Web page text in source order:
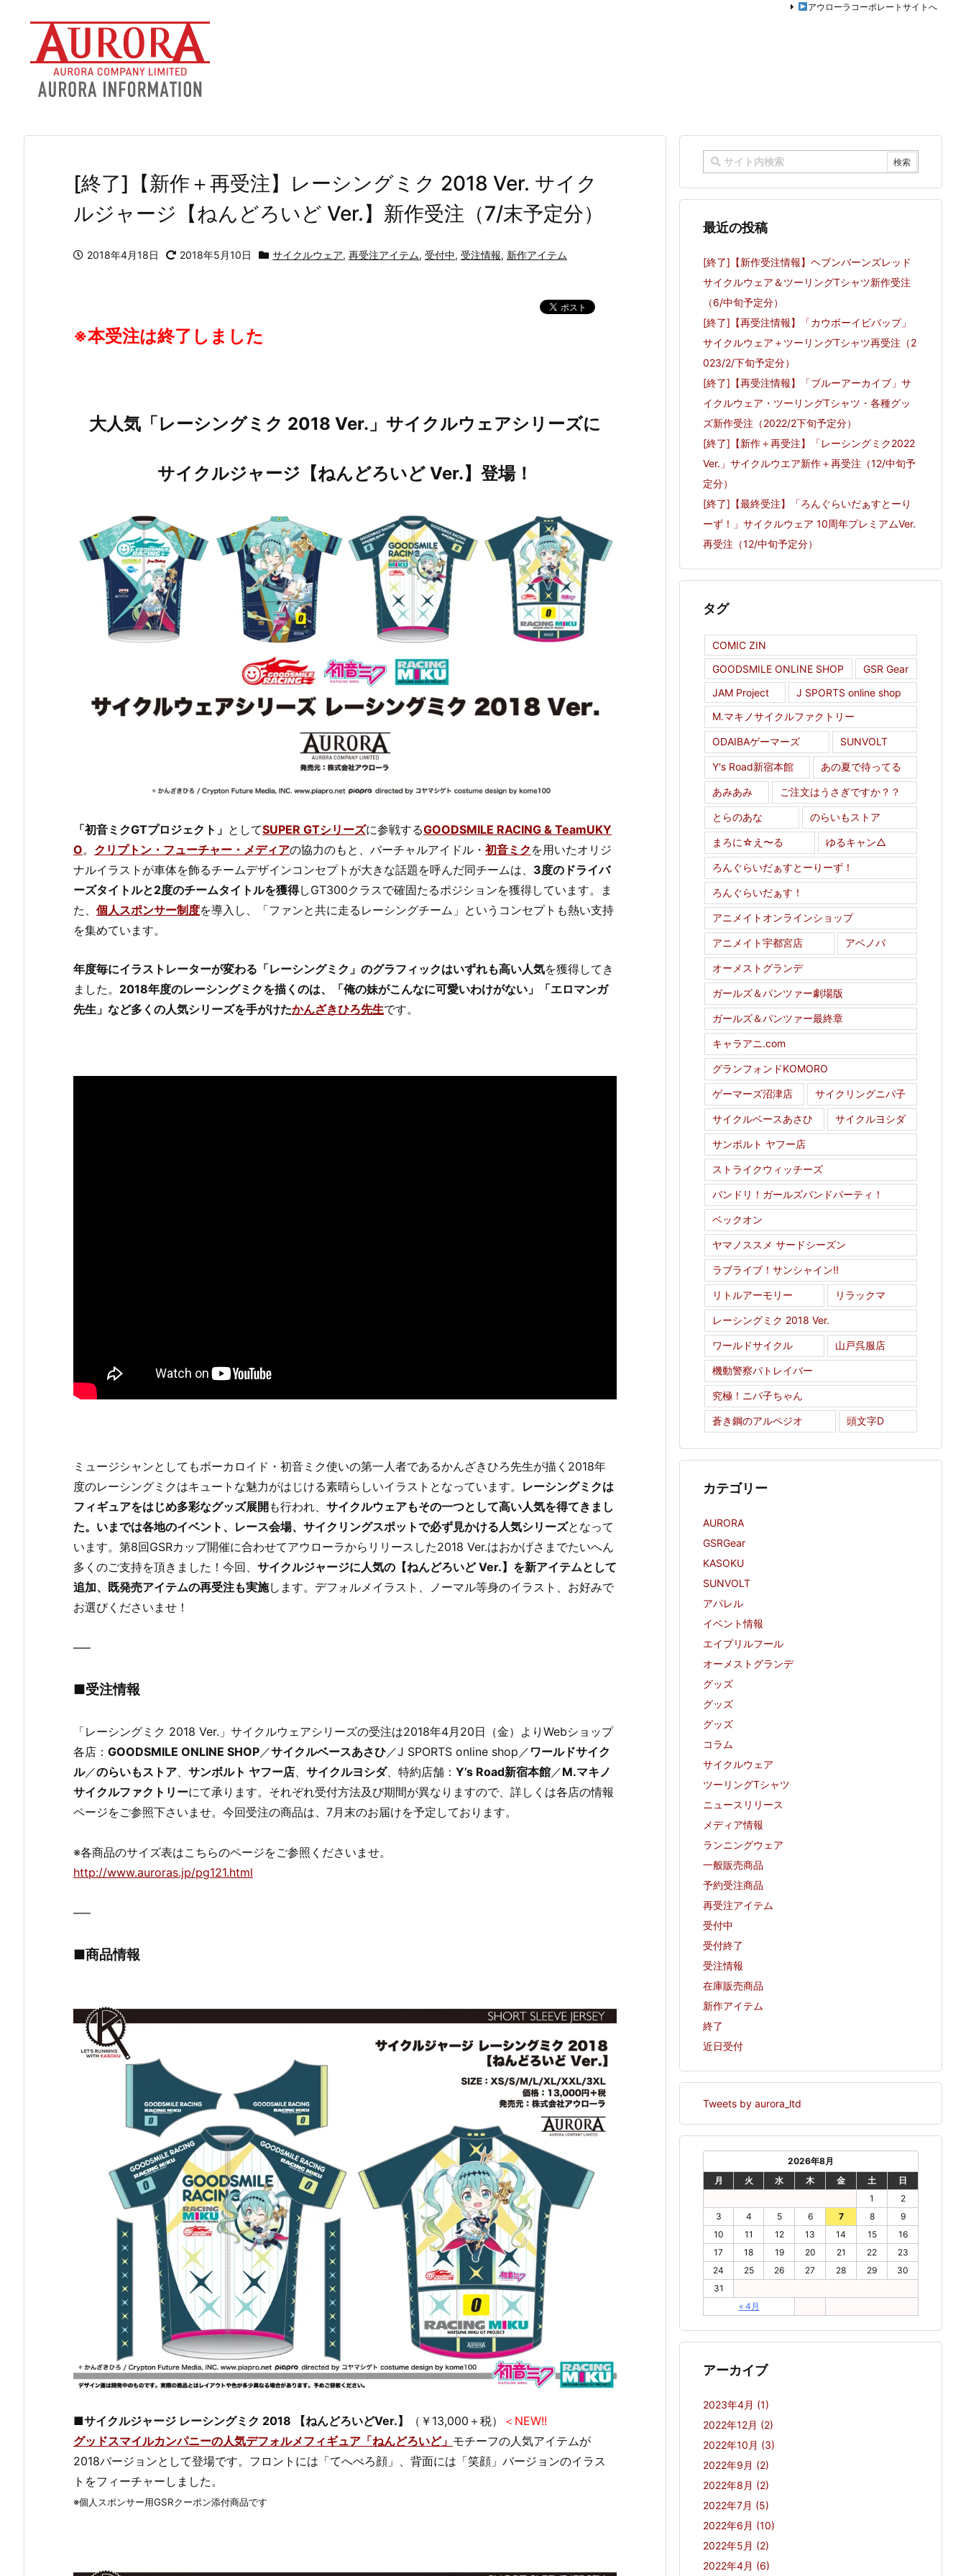
アウローラコーポレートサイトへ
[終了]【新作＋再受注】レーシングミク 2018 Ver. サイク
ルジャージ【ねんどろいど Ver.】新作受注（7/末予定分）
2018年4月18日 2018年5月10日 サイクルウェア, 再受注アイテム, 受付中, 受注情報, 新作アイテム
※本受注は終了しました
大人気「レーシングミク 2018 Ver.」サイクルウェアシリーズに
サイクルジャージ【ねんどろいど Ver.】登場！
「初音ミクGTプロジェクト」 としてSUPER GTシリーズに参戦するGOODSMILE RACING & TeamUKY
O。 クリプトン・フューチャー・メディアの協力のもと、バーチャルアイドル・ 初音ミク を用いたオリジ
ナルイラストが車体を飾るチームデザインコンセプトが大きな話題を呼んだ同チームは、 3度のドライバ
ーズタイトルと2度のチームタイトルを獲得しGT300クラスで確固たるポジションを獲得しています。ま
た、 個人スポンサー制度を導入し、「ファンと共に走るレーシングチーム」というコンセプトも熱い支持
を集めています。
年度毎にイラストレーターが変わる「レーシングミク」のグラフィックはいずれも高い人気を獲得してき
ました。 2018年度のレーシングミクを描くのは、「俺の妹がこんなに可愛いわけがない」「エロマンガ
先生」など多くの人気シリーズを手がけたかんざきひろ先生です。
ミュージシャンとしてもボーカロイド・初音ミク使いの第一人者であるかんざきひろ先生が描く2018年
度のレーシングミクはキュートな魅力がはじける素晴らしいイラストとなっています。 レーシングミクは
フィギュアをはじめ多彩なグッズ展開 も行われ、 サイクルウェアもその一つとして高い人気を得てきまし
た。いまでは各地のイベント、レース会場、サイクリングスポットで必ず見かける人気シリーズとなって
います。第8回GSRカップ開催に合わせてアウローラからリリースした2018 Ver.はおかげさまでたいへん
多くのご支持を頂きました！今回、 サイクルジャージに人気の【ねんどろいど Ver.】を新アイテムとして
追加、既発売アイテムの再受注も実施します。デフォルメイラスト、ノーマル等身のイラスト、お好みで
お選びくださいませ！
—–
■受注情報
「レーシングミク 2018 Ver.」サイクルウェアシリーズの受注は2018年4月20日（金）よりWebショップ
各店： GOODSMILE ONLINE SHOP／サイクルベースあさひ／J SPORTS online shop／ ワールドサイク
ル／のらいもストア、 サンボルト ヤフー店、 サイクルヨシダ、特約店舗： Y’s Road新宿本館／M.マキノ
サイクルファクトリーにて承ります。それぞれ受付方法及び期間が異なりますので、詳しくは各店の情報
ページをご参照下さいませ。今回受注の商品は、7月末のお届けを予定しております。
※各商品のサイズ表はこちらのページをご参照くださいませ。
http://www.auroras.jp/pg121.html
—–
■商品情報
■サイクルジャージ レーシングミク 2018 【ねんどろいどVer.】 （￥13,000＋税）
＜NEW!!
グッドスマイルカンパニーの人気デフォルメフィギュア「ねんどろいど」 モチーフの人気アイテムが
2018バージョンとして登場です。フロントには「てへぺろ顔」、背面には「笑顔」バージョンのイラス
トをフィーチャーしました。
※個人スポンサー用GSRクーポン添付商品です
最近の投稿
[終了]【新作受注情報】ヘブンバーンズレッド
サイクルウェア＆ツーリングTシャツ新作受注
（6/中旬予定分）
[終了]【再受注情報】「カウボーイビバップ」
サイクルウェア＋ツーリングTシャツ再受注（2
023/2/下旬予定分）
[終了]【再受注情報】「ブルーアーカイブ」サ
イクルウェア・ツーリングTシャツ・各種グッ
ズ新作受注（2022/2下旬予定分）
[終了]【新作＋再受注】「レーシングミク2022
Ver.」サイクルウエア新作＋再受注（12/中旬予
定分）
[終了]【最終受注】「ろんぐらいだぁすとーり
ーず！」サイクルウェア 10周年プレミアムVer.
再受注（12/中旬予定分）
タグ
COMIC ZIN
GOODSMILE ONLINE SHOP
GSR Gear
JAM Project
J SPORTS online shop
M.マキノサイクルファクトリー
ODAIBAゲーマーズ SUNVOLT
Y's Road新宿本館 あの夏で待ってる
あみあみ ご注文はうさぎですか？？
とらのあな のらいもストア
まろに☆え〜る ゆるキャン△
ろんぐらいだぁすとーりーず！
ろんぐらいだぁす！
アニメイトオンラインショップ
アニメイト宇都宮店 アベノバ
オーメストグランデ
ガールズ＆パンツァー劇場版
ガールズ＆パンツァー最終章
キャラアニ.com
グランフォンドKOMORO
ゲーマーズ沼津店 サイクリングニパ子
サイクルベースあさひ サイクルヨシダ
サンボルト ヤフー店
ストライクウィッチーズ
バンドリ！ガールズバンドパーティ！
ベックオン
ヤマノススメ サードシーズン
ラブライブ！サンシャイン!!
リトルアーモリー リラックマ
レーシングミク 2018 Ver.
ワールドサイクル 山戸呉服店
機動警察パトレイバー
究極！ニパ子ちゃん
蒼き鋼のアルペジオ 頭文字D
カテゴリー
AURORA
GSRGear
KASOKU
SUNVOLT
アパレル
イベント情報
エイプリルフール
オーメストグランデ
グッズ
グッズ
グッズ
コラム
サイクルウェア
ツーリングTシャツ
ニュースリリース
メディア情報
ランニングウェア
一般販売商品
予約受注商品
再受注アイテム
受付中
受付終了
受注情報
在庫販売商品
新作アイテム
終了
近日受付
Tweets by aurora_ltd
2026年8月
月
火 水 木 金 土 日
« 4月
1
2
3
4 5 6 7 8
9
10
11 12 13 14 15
16
17
18 19 20 21 22
23
24
25 26 27 28 29
30
31
アーカイブ
2023年4月 (1)
2022年12月 (2)
2022年10月 (3)
2022年9月 (2)
2022年8月 (2)
2022年7月 (5)
2022年6月 (10)
2022年5月 (2)
2022年4月 (6)